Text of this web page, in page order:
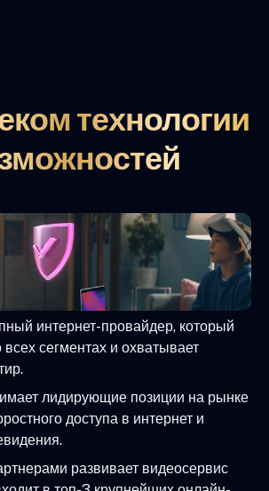
технологии
интернет-провайдер, который
всех сегментах и охватывает
лидирующие позиции на рынке
доступа в интернет и
развивает видеосервис